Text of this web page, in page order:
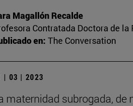
Magallón Recalde
Contratada Doctora de
en: The Conversation
| 03 | 2023
maternidad subrogada, de